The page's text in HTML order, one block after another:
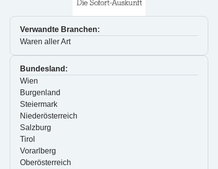
Verwandte Branchen:
Waren aller Art
Bundesland:
Wien
Burgenland
Steiermark
Niederösterreich
Salzburg
Tirol
Vorarlberg
Oberösterreich